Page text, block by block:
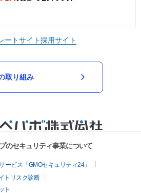
ートサイト採用サイト
取り組み
のセキュリティ事業について
ビス「GMOセキュリティ24」
トリスク診断
ト